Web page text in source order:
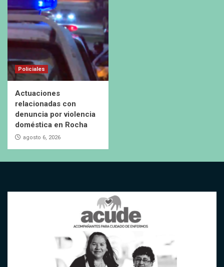
Policiales
Actuaciones
relacionadas con
denuncia por violencia
doméstica en Rocha
agosto 6, 2026